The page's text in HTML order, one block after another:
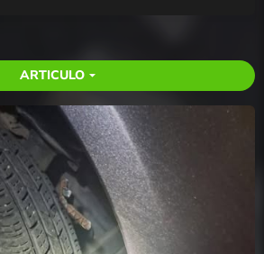
ARTICULO arrow_drop_down